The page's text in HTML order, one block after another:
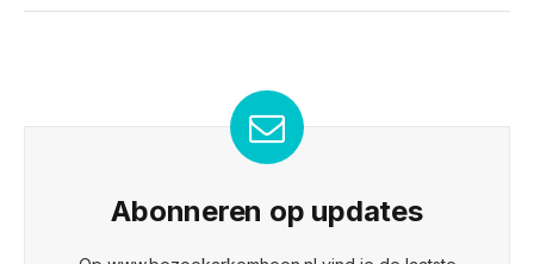
Abonneren op updates